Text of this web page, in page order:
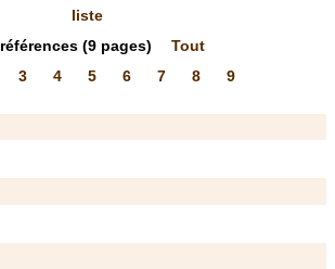
liste
références(9 pages)
Tout
3 4 5 6 7 8 9